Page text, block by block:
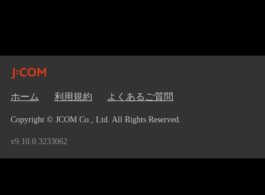
ホーム 利用規約 よくあるご質問
Copyright © JCOM Co., Ltd. All Rights Reserved.
v9.10.0.3233062